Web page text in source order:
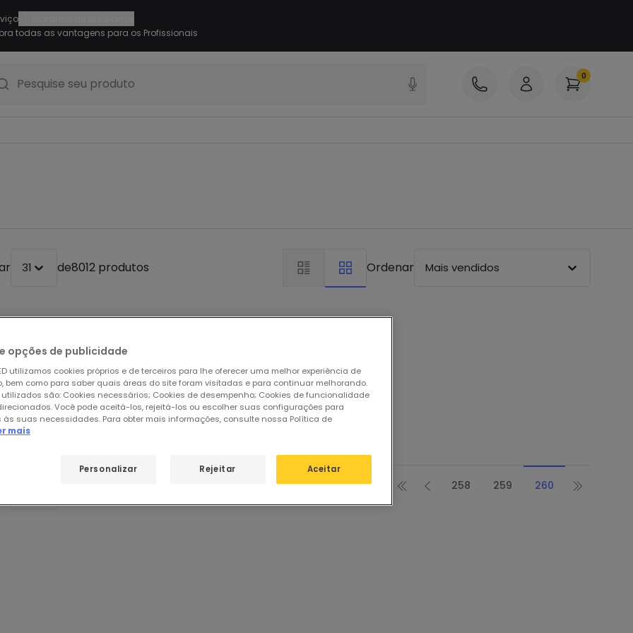
todas as vantagens para os Profissionais
Pesquise seu produto 0
31 de8012 produtos Ordenar Mais vendidos
para a sua pesquisa ""
a ortografia de todas as palavras.
outras palavras semelhantes ou mais gerais.
de ajuda, pode visitar a nossa secção de Apoio ao Cliente.
258 259 260
opções de publicidade
utilizamos cookies próprios e de terceiros para lhe oferecer uma melhor experiência de
bem como para saber quais áreas do site foram visitadas e para continuar melhorando.
utilizados são: Cookies necessários; Cookies de desempenho; Cookies de funcionalidade
Você pode aceitá-los, rejeitá-los ou escolher suas configurações para
suas necessidades. Para obter mais informações, consulte nossa Política de
mais
Rejeitar Aceitar
Personalizar